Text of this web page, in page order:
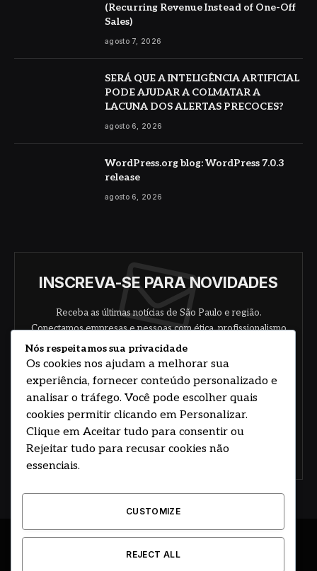
(Recurring Revenue Instead of One-Off
Sales)
agosto 7, 2026
SERÁ QUE A INTELIGÊNCIA ARTIFICIAL
PODE AJUDAR A COLMATAR A
LACUNA DOS ALERTAS PRECOCES?
agosto 6, 2026
WordPress.org blog: WordPress 7.0.3
release
agosto 6, 2026
INSCREVA-SE PARA NOVIDADES
Receba as últimas notícias de São Paulo e região.
Conectamos empresas e pessoas com ética, profissionalismo
e responsabilidade.
Concorde com nossos termos e acordo de
© 2026 DESENVOLVIDO POR HOSTING PRIME BRASIL
Nós respeitamos sua privacidade
Os cookies nos ajudam a melhorar sua
experiência, fornecer conteúdo personalizado e
analisar o tráfego. Você pode escolher quais
cookies permitir clicando em Personalizar.
Clique em Aceitar tudo para consentir ou
Rejeitar tudo para recusar cookies não
essenciais.
CUSTOMIZE
REJECT ALL